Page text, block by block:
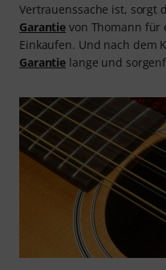
Vertrauenssache ist, sorgt
Garantie von Thomann für
Einkaufen. Und nach dem
Garantie lange und